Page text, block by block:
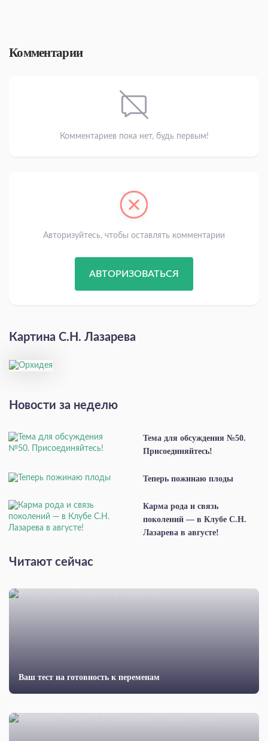
Комментарии
Комментариев пока нет, будь первым!
Авторизуйтесь, чтобы оставлять комментарии
АВТОРИЗОВАТЬСЯ
Картина С.Н. Лазарева
Новости за неделю
Тема для обсуждения №50.
Присоединяйтесь!
Теперь пожинаю плоды
Карма рода и связь
поколений — в Клубе С.Н.
Лазарева в августе!
Читают сейчас
Ваш тест на готовность к переменам